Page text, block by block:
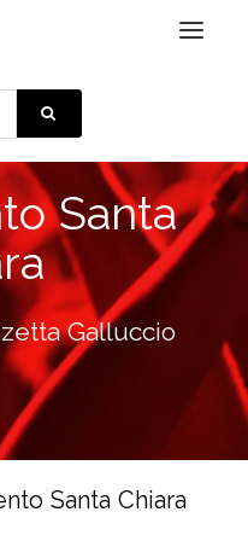
Toggle
Santa
Galluccio
Santa Chiara